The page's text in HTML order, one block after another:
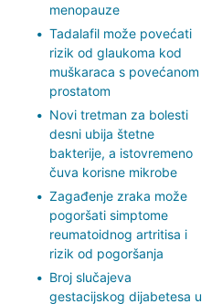
menopauze
Tadalafil može povećati
rizik od glaukoma kod
muškaraca s povećanom
prostatom
Novi tretman za bolesti
desni ubija štetne
bakterije, a istovremeno
čuva korisne mikrobe
Zagađenje zraka može
pogoršati simptome
reumatoidnog artritisa i
rizik od pogoršanja
Broj slučajeva
gestacijskog dijabetesa u